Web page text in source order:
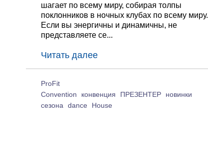
шагает по всему миру, собирая толпы
поклонников в ночных клубах по всему миру.
Если вы энергичны и динамичны, не
представляете се...
Читать далее
ProFit
Convention
конвенция ПРЕЗЕНТЕР
новинки
сезона
dance House